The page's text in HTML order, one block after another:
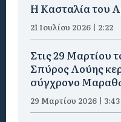
Η Κασταλία του
21 Ιουλίου 2026 | 2:22
Στις 29 Μαρτίου
Σπύρος Λούης
σύγχρονο
29 Μαρτίου 2026 | 3:43